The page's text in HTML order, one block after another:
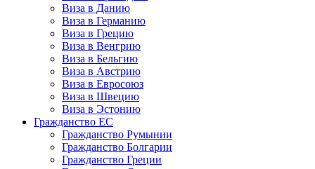
Виза в Данию
Виза в Германию
Виза в Грецию
Виза в Венгрию
Виза в Бельгию
Виза в Австрию
Виза в Евросоюз
Виза в Швецию
Виза в Эстонию
Гражданство ЕС
Гражданство Румынии
Гражданство Болгарии
Гражданство Греции